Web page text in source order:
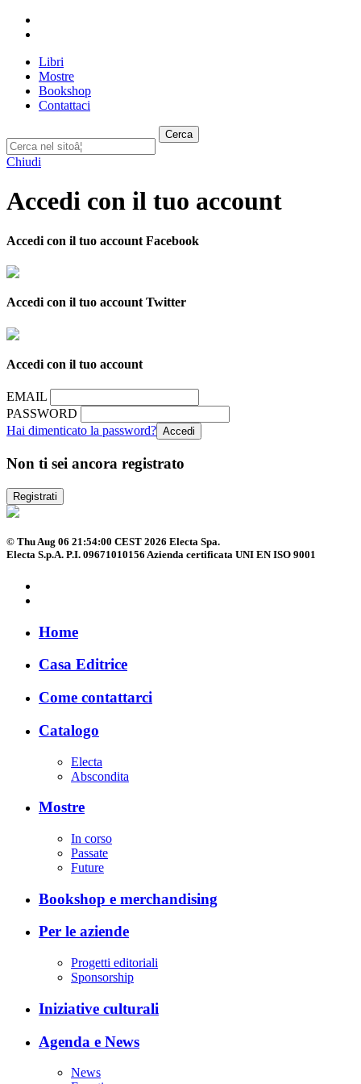
Libri
Mostre
Bookshop
Contattaci
Cerca
Chiudi
Accedi con il tuo account
Accedi con il tuo account Facebook
Accedi con il tuo account Twitter
Accedi con il tuo account
EMAIL
PASSWORD
Hai dimenticato la password?
Non ti sei ancora registrato
Registrati
© Thu Aug 06 21:54:00 CEST 2026 Electa Spa.
Electa S.p.A. P.I. 09671010156 Azienda certificata UNI EN ISO 9001
Home
Casa Editrice
Come contattarci
Catalogo
Electa
Abscondita
Mostre
In corso
Passate
Future
Bookshop e merchandising
Per le aziende
Progetti editoriali
Sponsorship
Iniziative culturali
Agenda e News
News